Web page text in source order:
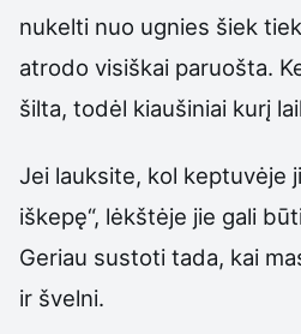
nukelti nuo ugnies šiek
atrodo visiškai paruošta.
šilta, todėl kiaušiniai kurį
Jei lauksite, kol keptuvėje
iškepę“, lėkštėje jie gali
Geriau sustoti tada, kai
ir švelni.